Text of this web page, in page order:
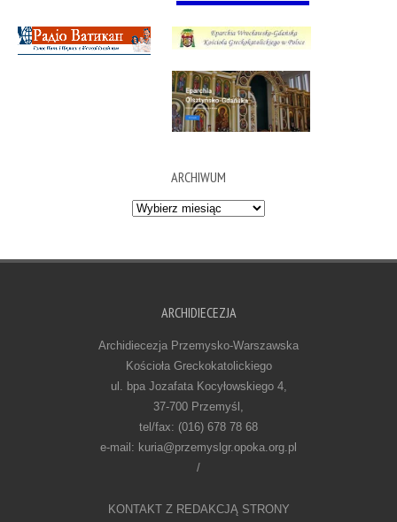
ARCHIWUM
Archiwum
ARCHIDIECEZJA
Archidiecezja Przemysko-Warszawska
Kościoła Greckokatolickiego
ul. bpa Jozafata Kocyłowskiego 4,
37-700 Przemyśl,
tel/fax: (016) 678 78 68
e-mail: kuria@przemyslgr.opoka.org.pl
/
KONTAKT Z REDAKCJĄ STRONY